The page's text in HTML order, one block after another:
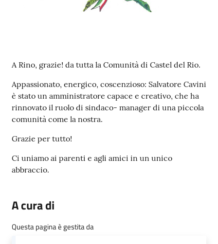
Contenuto
A Rino, grazie! da tutta la Comunità di Castel del Rio.
Appassionato, energico, coscenzioso: Salvatore Cavini
è stato un amministratore capace e creativo, che ha
rinnovato il ruolo di sindaco- manager di una piccola
comunità come la nostra.
Grazie per tutto!
Ci uniamo ai parenti e agli amici in un unico
abbraccio.
A cura di
Questa pagina è gestita da